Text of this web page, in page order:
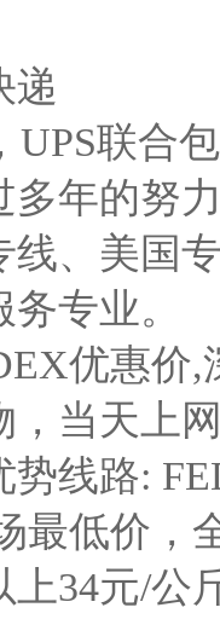
递
联合
多年的努
线、美国
专业。
优惠价
，当天上
线路:
最低价，
上34元/公